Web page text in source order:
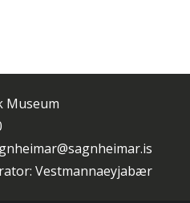
Museum
Vestmannaeyjabær